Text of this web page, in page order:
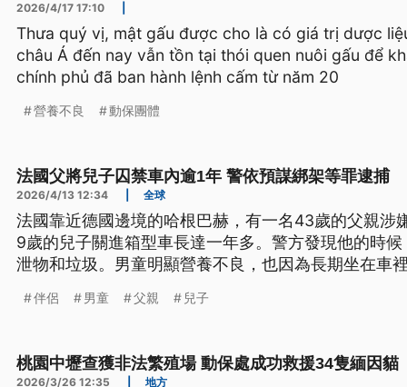
2026/4/17 17:10
Thưa quý vị, mật gấu được cho là có giá trị dược
châu Á đến nay vẫn tồn tại thói quen nuôi gấu để
chính phủ đã ban hành lệnh cấm từ năm 20
營養不良 動保團體
法國父將兒子囚禁車內逾1年 警依預謀綁架等罪逮捕
2026/4/13 12:34 全球
法國靠近德國邊境的哈根巴赫，有一名43歲的父親涉
9歲的兒子關進箱型車長達一年多。警方發現他的時
泄物和垃圾。男童明顯營養不良，也因為長期坐在車
遭到司法監管。
伴侶 男童 父親 兒子
桃園中壢查獲非法繁殖場 動保處成功救援34隻緬因貓
2026/3/26 12:35 地方